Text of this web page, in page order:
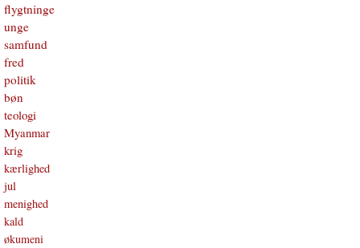
flygtninge
unge
samfund
fred
politik
bøn
teologi
Myanmar
krig
kærlighed
jul
menighed
kald
økumeni